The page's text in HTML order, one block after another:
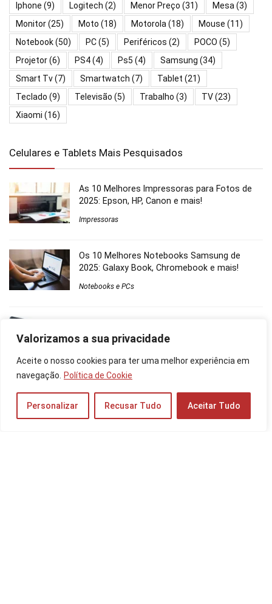
Valorizamos a sua privacidade
Aceite o nosso cookies para ter uma melhor experiência em
navegação.
Política de Cookie
Personalizar Recusar Tudo Aceitar Tudo
Iphone (9) Logitech (2) Menor Preço (31) Mesa (3)
Monitor(25) Moto (18) Motorola (18) Mouse (11)
Notebook(50) PC(5) Periféricos (2) POCO (5)
Projetor(6) PS4(4) Ps5 (4) Samsung (34)
Smart Tv(7) Smartwatch (7) Tablet (21)
Teclado (9) Televisão (5) Trabalho (3) TV(23)
Xiaomi (16)
Celulares e Tablets Mais Pesquisados
As 10 Melhores Impressoras para Fotos de
2025: Epson, HP, Canon e mais!
Impressoras
Os 10 Melhores Notebooks Samsung de
2025: Galaxy Book, Chromebook e mais!
Notebooks e PCs
Celular, Preço do 32GB e 64GB!
Os 10 Melhores Cabos de Rede de 2025: RJ-